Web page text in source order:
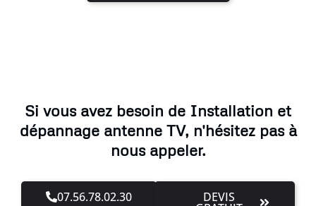
Si vous avez besoin de Installation et
dépannage antenne TV, n'hésitez pas à
nous appeler.
07.56.78.02.30 DEVIS